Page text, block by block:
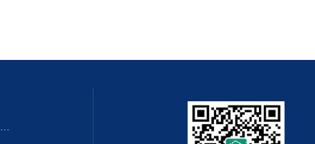
QZMQ型系列气动薄膜切断阀QZMQ型系列气动薄膜切断阀